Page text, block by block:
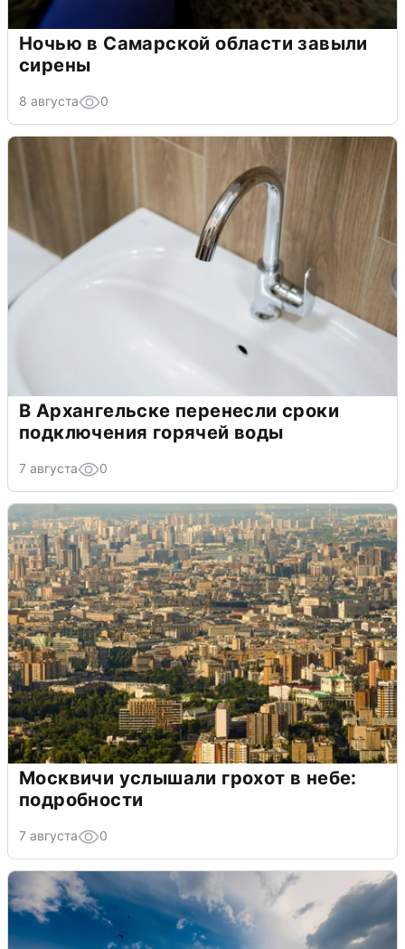
Ночью в Самарской области завыли
сирены
8 августа 0
В Архангельске перенесли сроки
подключения горячей воды
7 августа 0
Москвичи услышали грохот в небе:
подробности
7 августа 0